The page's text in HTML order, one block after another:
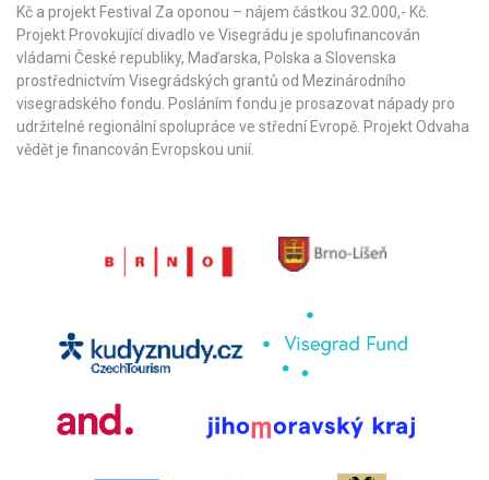
Kč a projekt Festival Za oponou – nájem částkou 32.000,- Kč.
Projekt Provokující divadlo ve Visegrádu je spolufinancován
vládami České republiky, Maďarska, Polska a Slovenska
prostřednictvím Visegrádských grantů od Mezinárodního
visegradského fondu. Posláním fondu je prosazovat nápady pro
udržitelné regionální spolupráce ve střední Evropě. Projekt Odvaha
vědět je financován Evropskou unií.